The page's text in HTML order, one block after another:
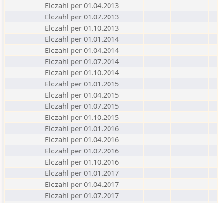
Elozahl per 01.04.2013
Elozahl per 01.07.2013
Elozahl per 01.10.2013
Elozahl per 01.01.2014
Elozahl per 01.04.2014
Elozahl per 01.07.2014
Elozahl per 01.10.2014
Elozahl per 01.01.2015
Elozahl per 01.04.2015
Elozahl per 01.07.2015
Elozahl per 01.10.2015
Elozahl per 01.01.2016
Elozahl per 01.04.2016
Elozahl per 01.07.2016
Elozahl per 01.10.2016
Elozahl per 01.01.2017
Elozahl per 01.04.2017
Elozahl per 01.07.2017